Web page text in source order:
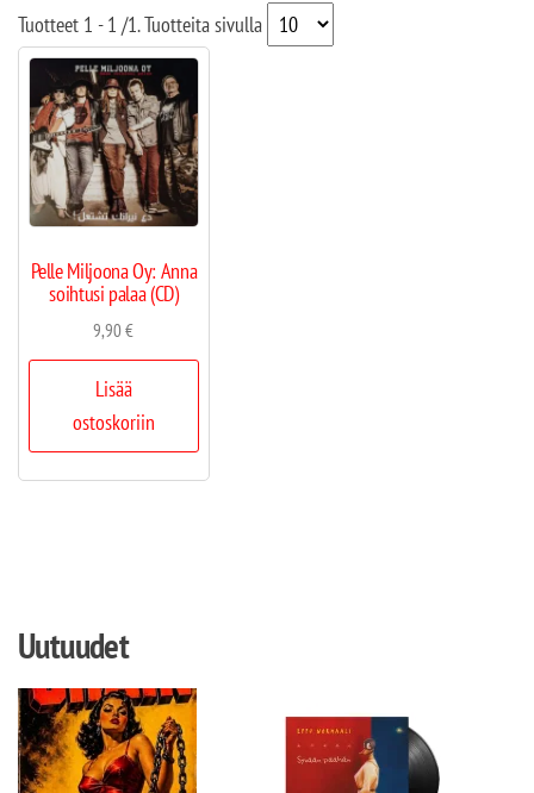
Tuotteet 1 - 1 /1. Tuotteita sivulla
Pelle Miljoona Oy: Anna
soihtusi palaa (CD)
9,90€
Lisää
ostoskoriin
Uutuudet